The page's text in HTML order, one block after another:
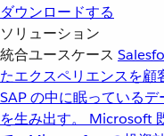
ダウンロードする
ソリューション
統合ユースケース
たエクスペリエンスを顧
SAP の中に眠っている
を生み出す。
Microsoft